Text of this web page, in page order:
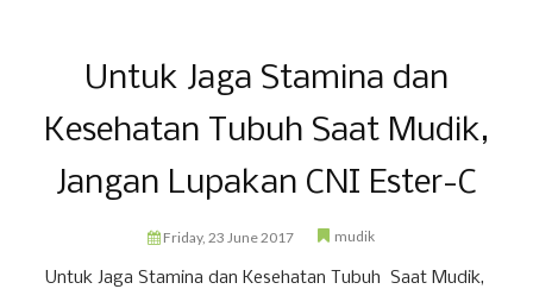
Untuk Jaga Stamina dan
Kesehatan Tubuh Saat Mudik,
Jangan Lupakan CNI Ester-C
Friday, 23 June 2017 mudik
Untuk Jaga Stamina dan Kesehatan Tubuh Saat Mudik,